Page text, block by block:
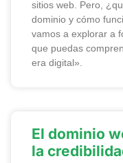
sitios web. Pero,
dominio y cómo
vamos a explorar a
que puedas
era digital».
El dominio
la